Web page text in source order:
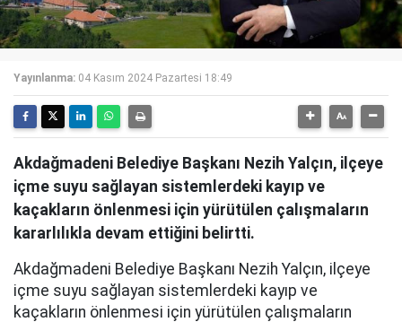
Yayınlanma: 04 Kasım 2024 Pazartesi 18:49
Akdağmadeni Belediye Başkanı Nezih Yalçın, ilçeye
içme suyu sağlayan sistemlerdeki kayıp ve
kaçakların önlenmesi için yürütülen çalışmaların
kararlılıkla devam ettiğini belirtti.
Akdağmadeni Belediye Başkanı Nezih Yalçın, ilçeye
içme suyu sağlayan sistemlerdeki kayıp ve
kaçakların önlenmesi için yürütülen çalışmaların